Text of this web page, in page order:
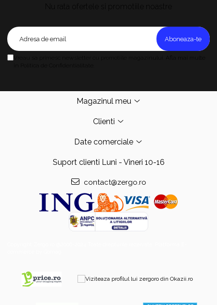
Magazinul meu
Clienti
Date comerciale
Suport clienti Luni - Vineri 10-16
contact@zergo.ro